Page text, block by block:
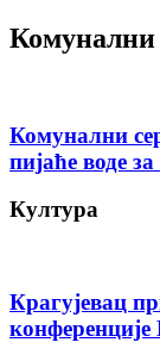
Комунални
Комунални
пијаће воде
Култура
Крагујевац